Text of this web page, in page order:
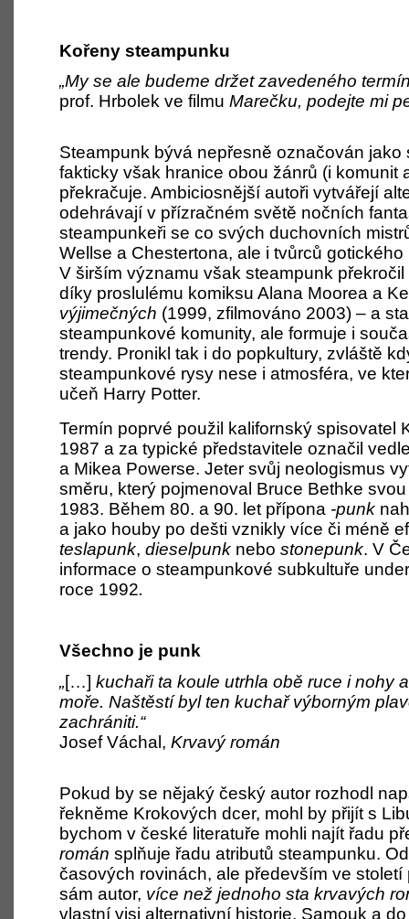
Kořeny steampunku
„My se ale budeme držet zavedeného
prof. Hrbolek ve filmu Marečku, podejte mi
Steampunk bývá nepřesně označován jako
fakticky však hranice obou žánrů (i komunit
překračuje. Ambiciosnější autoři vytvářejí
odehrávají v přízračném světě nočních
steampunkeři se co svých duchovních
Wellse a Chestertona, ale i tvůrců
V širším významu však steampunk
díky proslulému komiksu Alana Moorea a
výjimečných (1999, zfilmováno 2003) – a
steampunkové komunity, ale formuje i
trendy. Pronikl tak i do popkultury, zvláště
steampunkové rysy nese i atmosféra, ve
učeň Harry Potter.
Termín poprvé použil kalifornský spisovatel
1987 a za typické představitele označil
a Mikea Powerse. Jeter svůj neologismus
směru, který pojmenoval Bruce Bethke
1983. Během 80. a 90. let přípona -punk
a jako houby po dešti vznikly více či méně
teslapunk, dieselpunk nebo stonepunk. V
informace o steampunkové subkultuře
roce 1992.
Všechno je punk
„[…] kuchaři ta koule utrhla obě ruce i nohy a
moře. Naštěstí byl ten kuchař výborným
zachrániti.“
Josef Váchal, Krvavý román
Pokud by se nějaký český autor rozhodl
řekněme Krokových dcer, mohl by přijít s
bychom v české literatuře mohli najít řadu
román splňuje řadu atributů steampunku.
časových rovinách, ale především ve století
sám autor, více než jednoho sta krvavých
vlastní visi alternativní historie. Samouk a